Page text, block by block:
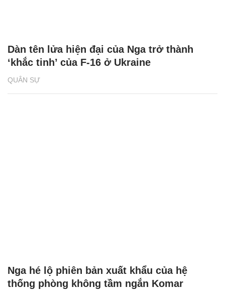
QUÂN SỰ
Dàn tên lửa hiện đại của Nga trở thành
‘khắc tinh’ của F-16 ở Ukraine
Nga hé lộ phiên bản xuất khẩu của hệ
thống phòng không tầm ngắn Komar